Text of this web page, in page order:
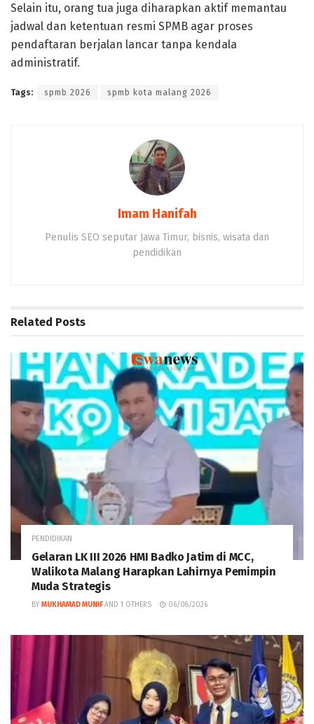
Selain itu, orang tua juga diharapkan aktif memantau
jadwal dan ketentuan resmi SPMB agar proses
pendaftaran berjalan lancar tanpa kendala
administratif.
Tags: spmb 2026 spmb kota malang 2026
Imam Hanifah
Penulis SEO seputar Jawa Timur, bisnis, wisata dan
pendidikan
Related Posts
PENDIDIKAN
Gelaran LK III 2026 HMI Badko Jatim di MCC,
Walikota Malang Harapkan Lahirnya Pemimpin
Muda Strategis
BY MUKHAMAD MUNIF AND 1 OTHERS 06/08/2026